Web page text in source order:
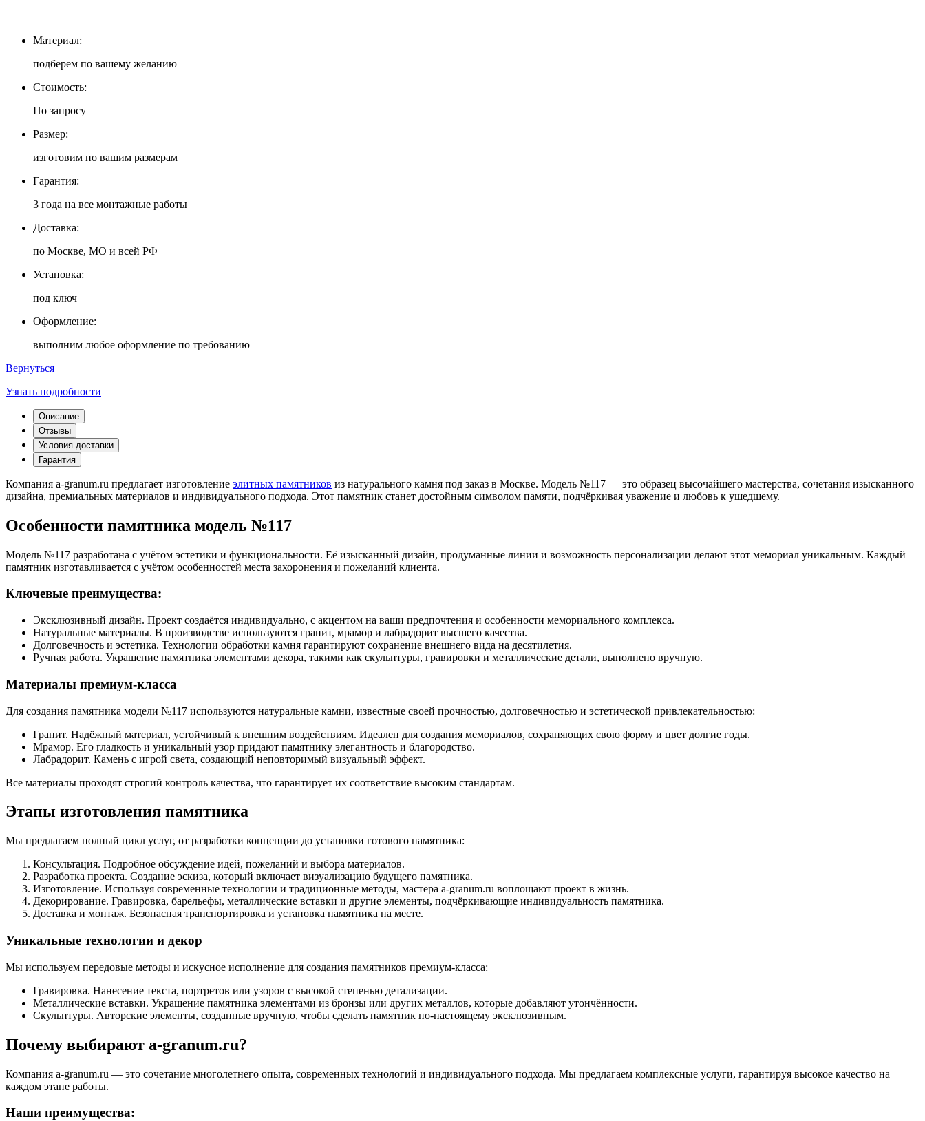
Материал:
подберем по вашему желанию
Стоимость:
По запросу
Размер:
изготовим по вашим размерам
Гарантия:
3 года на все монтажные работы
Доставка:
по Москве, МО и всей РФ
Установка:
под ключ
Оформление:
выполним любое оформление по требованию
Вернуться
Узнать подробности
Описание
Отзывы
Условия доставки
Гарантия
Компания a-granum.ru предлагает изготовление элитных памятников из натурального камня под заказ в Москве. Модель №117 — это образец высочайшего мастерства, сочетания изысканного
дизайна, премиальных материалов и индивидуального подхода. Этот памятник станет достойным символом памяти, подчёркивая уважение и любовь к ушедшему.
Особенности памятника модель №117
Модель №117 разработана с учётом эстетики и функциональности. Её изысканный дизайн, продуманные линии и возможность персонализации делают этот мемориал уникальным. Каждый
памятник изготавливается с учётом особенностей места захоронения и пожеланий клиента.
Ключевые преимущества:
Эксклюзивный дизайн. Проект создаётся индивидуально, с акцентом на ваши предпочтения и особенности мемориального комплекса.
Натуральные материалы. В производстве используются гранит, мрамор и лабрадорит высшего качества.
Долговечность и эстетика. Технологии обработки камня гарантируют сохранение внешнего вида на десятилетия.
Ручная работа. Украшение памятника элементами декора, такими как скульптуры, гравировки и металлические детали, выполнено вручную.
Материалы премиум-класса
Для создания памятника модели №117 используются натуральные камни, известные своей прочностью, долговечностью и эстетической привлекательностью:
Гранит. Надёжный материал, устойчивый к внешним воздействиям. Идеален для создания мемориалов, сохраняющих свою форму и цвет долгие годы.
Мрамор. Его гладкость и уникальный узор придают памятнику элегантность и благородство.
Лабрадорит. Камень с игрой света, создающий неповторимый визуальный эффект.
Все материалы проходят строгий контроль качества, что гарантирует их соответствие высоким стандартам.
Этапы изготовления памятника
Мы предлагаем полный цикл услуг, от разработки концепции до установки готового памятника:
Консультация. Подробное обсуждение идей, пожеланий и выбора материалов.
Разработка проекта. Создание эскиза, который включает визуализацию будущего памятника.
Изготовление. Используя современные технологии и традиционные методы, мастера a-granum.ru воплощают проект в жизнь.
Декорирование. Гравировка, барельефы, металлические вставки и другие элементы, подчёркивающие индивидуальность памятника.
Доставка и монтаж. Безопасная транспортировка и установка памятника на месте.
Уникальные технологии и декор
Мы используем передовые методы и искусное исполнение для создания памятников премиум-класса:
Гравировка. Нанесение текста, портретов или узоров с высокой степенью детализации.
Металлические вставки. Украшение памятника элементами из бронзы или других металлов, которые добавляют утончённости.
Скульптуры. Авторские элементы, созданные вручную, чтобы сделать памятник по-настоящему эксклюзивным.
Почему выбирают a-granum.ru?
Компания a-granum.ru — это сочетание многолетнего опыта, современных технологий и индивидуального подхода. Мы предлагаем комплексные услуги, гарантируя высокое качество на
каждом этапе работы.
Наши преимущества: